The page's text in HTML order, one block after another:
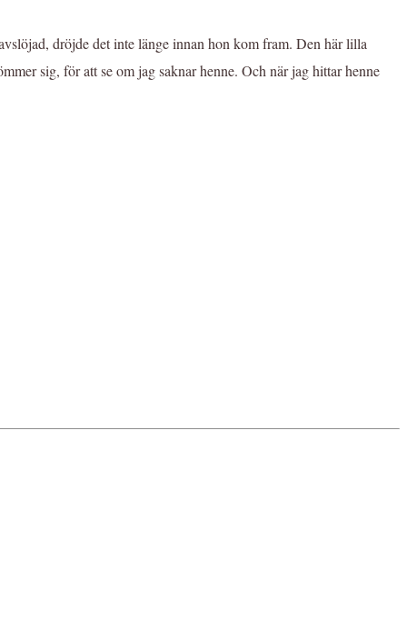
dröjde det inte länge innan hon kom fram. Den här lilla
sig, för att se om jag saknar henne. Och när jag hittar henne